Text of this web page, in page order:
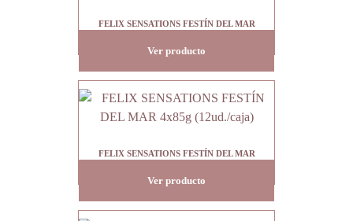
FELIX SENSATIONS FESTÍN DEL MAR
Ver producto
FELIX SENSATIONS FESTÍN DEL MAR
Ver producto